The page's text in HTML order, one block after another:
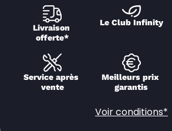
Livraison
offerte*
Le Club Infinity
Service après
vente
Meilleurs prix
garantis
Voir conditions*